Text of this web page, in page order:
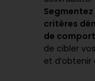
critères
de
de cibler
et